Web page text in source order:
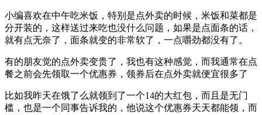
小编喜欢在中午吃米饭，特别是点外卖的时候，米饭和菜都是
分开装的，这样送过来吃也没什么问题，如果是点面条的话，
就有点无奈了，面条就变的非常软了，一点嚼劲都没有了。
有的朋友觉的点外卖变贵了，我也有这种感觉，而我通常在点
餐之前会先领取一个优惠券，领券后在点外卖就便宜很多了
比如我昨天在饿了么就领到了一个14的大红包，而且是无门
槛，也是一个同事告诉我的，他说这个优惠券天天都能领，而